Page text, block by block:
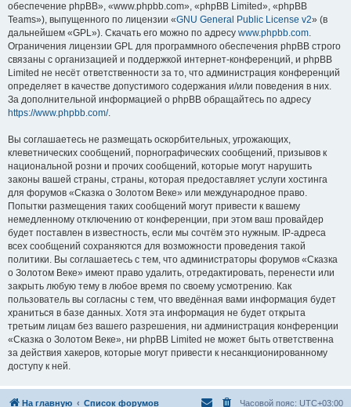
обеспечение phpBB», «www.phpbb.com», «phpBB Limited», «phpBB
Teams»), выпущенного по лицензии «GNU General Public License v2» (в
дальнейшем «GPL»). Скачать его можно по адресу www.phpbb.com.
Ограничения лицензии GPL для программного обеспечения phpBB строго
связаны с организацией и поддержкой интернет-конференций, и phpBB
Limited не несёт ответственности за то, что администрация конференций
определяет в качестве допустимого содержания и/или поведения в них.
За дополнительной информацией о phpBB обращайтесь по адресу
https://www.phpbb.com/.
Вы соглашаетесь не размещать оскорбительных, угрожающих,
клеветнических сообщений, порнографических сообщений, призывов к
национальной розни и прочих сообщений, которые могут нарушить
законы вашей страны, страны, которая предоставляет услуги хостинга
для форумов «Сказка о Золотом Веке» или международное право.
Попытки размещения таких сообщений могут привести к вашему
немедленному отключению от конференции, при этом ваш провайдер
будет поставлен в известность, если мы сочтём это нужным. IP-адреса
всех сообщений сохраняются для возможности проведения такой
политики. Вы соглашаетесь с тем, что администраторы форумов «Сказка
о Золотом Веке» имеют право удалить, отредактировать, перенести или
закрыть любую тему в любое время по своему усмотрению. Как
пользователь вы согласны с тем, что введённая вами информация будет
храниться в базе данных. Хотя эта информация не будет открыта
третьим лицам без вашего разрешения, ни администрация конференции
«Сказка о Золотом Веке», ни phpBB Limited не может быть ответственна
за действия хакеров, которые могут привести к несанкционированному
доступу к ней.
На главную Список форумов Часовой пояс: UTC+03:00